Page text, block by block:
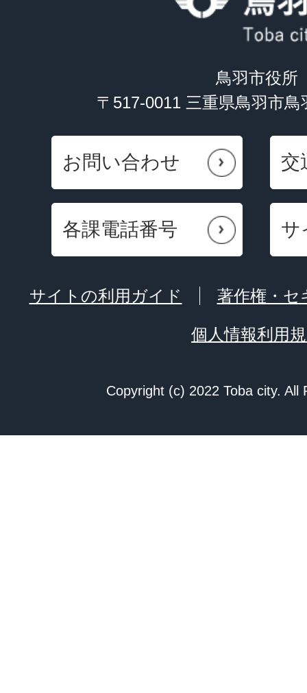
鳥羽市役所
〒517-0011 三重県鳥羽市
お問い合わせ 交
各課電話番号 サ
サイトの利用ガイド 著作権・セ
個人情報利用
Copyright (c) 2022 Toba city. All